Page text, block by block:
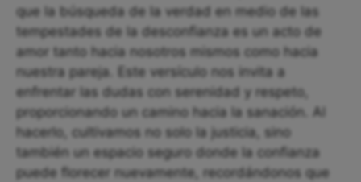
que la búsqueda de la verdad en medio de las
tempestades de la desconfianza es un acto de
amor tanto hacia nosotros mismos como hacia
nuestra pareja. Este versículo nos invita a
enfrentar las dudas con serenidad y respeto,
proporcionando un camino hacia la sanación. Al
hacerlo, cultivamos no solo la justicia, sino
también un espacio seguro donde la confianza
puede florecer nuevamente, recordándonos que